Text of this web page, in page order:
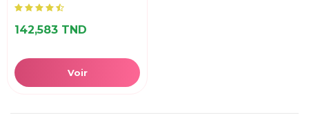
142,583 TND
Voir